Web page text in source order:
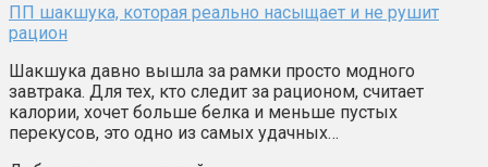
ПП шакшука, которая реально насыщает и не рушит
рацион
Шакшука давно вышла за рамки просто модного
завтрака. Для тех, кто следит за рационом, считает
калории, хочет больше белка и меньше пустых
перекусов, это одно из самых удачных…